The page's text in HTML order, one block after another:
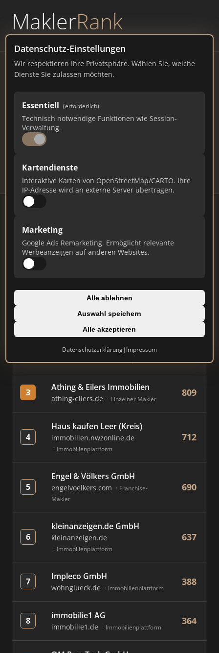
MaklerRank
powered byWAVEPOINT
Datenschutz-Einstellungen
Wir respektieren Ihre Privatsphäre. Wählen Sie, welche
Dienste Sie zulassen möchten.
Essentiell (erforderlich)
Technisch notwendige Funktionen wie Session-
Verwaltung.
Kartendienste
Interaktive Karten von OpenStreetMap/CARTO. Ihre
IP-Adresse wird an externe Server übertragen.
Marketing
Google Ads Remarketing. Ermöglicht relevante
Werbeanzeigen auf anderen Websites.
Alle ablehnen
Auswahl speichern
Alle akzeptieren
Datenschutzerklärung| Impressum
Immobilienmakler
Wiefelstede – Ranking Juli
2026
NIEDERSACHSEN
63
Makler Makler-Keywords
Stand: Juli 2026
#
Immobilien Scout GmbH
immobilienscout24.de
AVIV Germany GmbH
3 Athing & Eilers Immobilien
athing-eilers.de Einzelner Makler
809
4
Haus kaufen Leer (Kreis)
immobilien.nwzonline.de
Immobilienplattform
712
5
Engel & Völkers GmbH
engelvoelkers.com
Franchise-
Makler
690
6
kleinanzeigen.de GmbH
kleinanzeigen.de
Immobilienplattform
637
7 Impleco GmbH
wohnglueck.de Immobilienplattform
388
8 immobilie1 AG
immobilie1.de Immobilienplattform
364